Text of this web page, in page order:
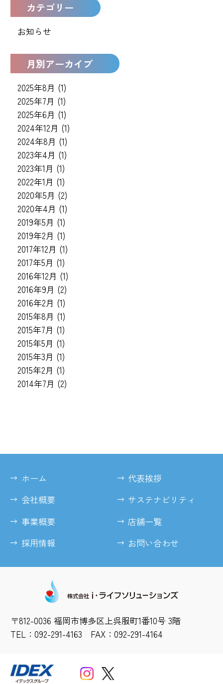
カテゴリー
お知らせ
月別アーカイブ
2025年8月 (1)
2025年7月 (1)
2025年6月 (1)
2024年12月 (1)
2024年8月 (1)
2023年4月 (1)
2023年1月 (1)
2022年1月 (1)
2020年5月 (2)
2020年4月 (1)
2019年5月 (1)
2019年2月 (1)
2017年12月 (1)
2017年5月 (1)
2016年12月 (1)
2016年9月 (2)
2016年2月 (1)
2015年8月 (1)
2015年7月 (1)
2015年5月 (1)
2015年3月 (1)
2015年2月 (1)
2014年7月 (2)
ホーム
代表挨拶
会社概要
サステナビリティ
事業概要
店舗一覧
採用情報
お問い合わせ
〒812-0036 福岡市博多区上呉服町1番10号 3階
TEL：092-291-4163 FAX：092-291-4164